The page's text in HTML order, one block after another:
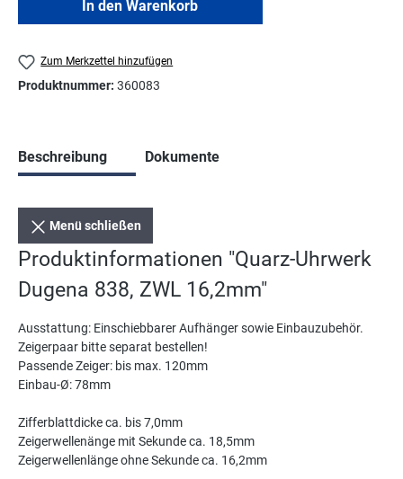
In den Warenkorb
Zum Merkzettel hinzufügen
Produktnummer: 360083
Beschreibung Dokumente
Menü schließen
Produktinformationen "Quarz-Uhrwerk
Dugena 838, ZWL 16,2mm"
Ausstattung: Einschiebbarer Aufhänger sowie Einbauzubehör.
Zeigerpaar bitte separat bestellen!
Passende Zeiger: bis max. 120mm
Einbau-Ø: 78mm
Zifferblattdicke ca. bis 7,0mm
Zeigerwellenänge mit Sekunde ca. 18,5mm
Zeigerwellenlänge ohne Sekunde ca. 16,2mm